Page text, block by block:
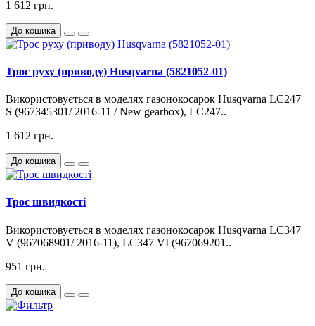
1 612 грн.
До кошика
Трос руху (приводу) Husqvarna (5821052-01)
Використовується в моделях газонокосарок Husqvarna LC247
S (967345301/ 2016-11 / New gearbox), LC247..
1 612 грн.
До кошика
Трос швидкості
Використовується в моделях газонокосарок Husqvarna LC347
V (967068901/ 2016-11), LC347 VI (967069201..
951 грн.
До кошика